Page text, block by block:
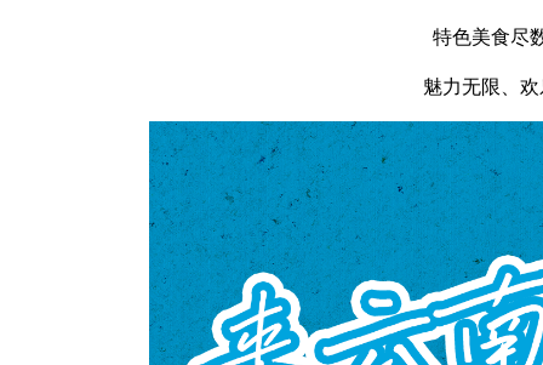
特色美食尽
魅力无限、